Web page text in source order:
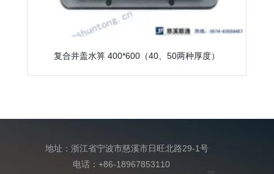
复合井盖水箅 400*600（40、50两种厚度）
地址：浙江省宁波市慈溪市日旺北路29-1号
电话：+86-18967853110